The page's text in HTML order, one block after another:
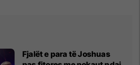
Fjalët e para të Joshuas